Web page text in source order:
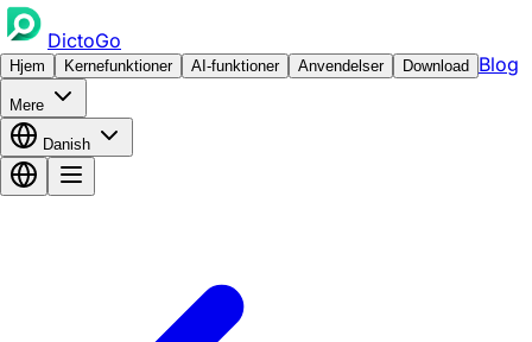
DictoGo
Hjem Kernefunktioner AI-funktioner Anvendelser Download Blog
Mere
Danish